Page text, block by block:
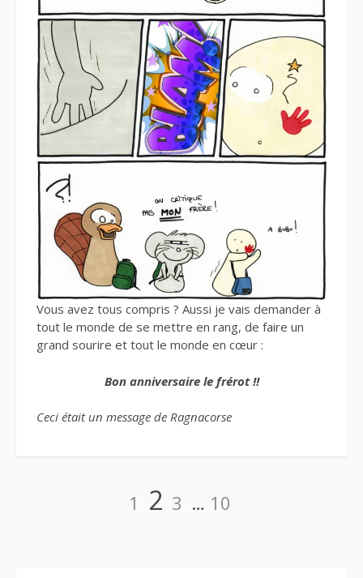
Vous avez tous compris ? Aussi je vais demander à
tout le monde de se mettre en rang, de faire un
grand sourire et tout le monde en cœur :
Bon anniversaire le frérot !!
Ceci était un message de Ragnacorse
NavigationPage
1 Page
2 Page
3 … Page
10